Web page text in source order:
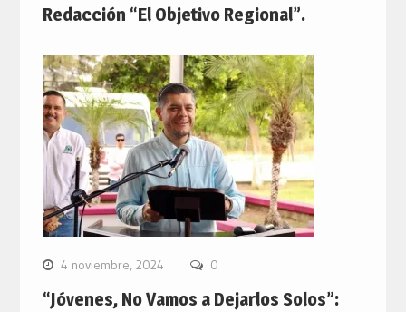
Redacción “El Objetivo Regional”.
4 noviembre, 2024 0
“Jóvenes, No Vamos a Dejarlos Solos”: